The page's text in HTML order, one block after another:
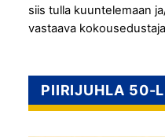
siis tulla kuuntelemaan
vastaava
PIIRIJUHLA 50-